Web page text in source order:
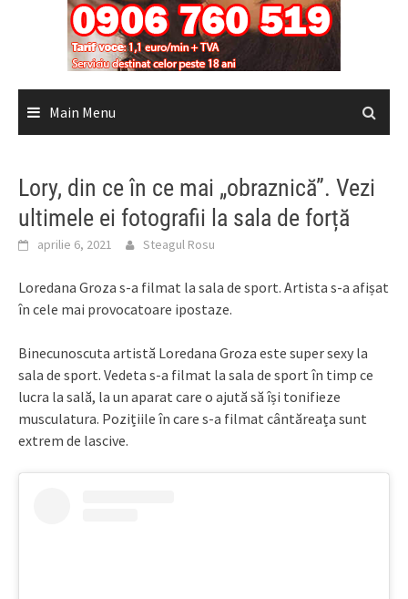
Main Menu
Lory, din ce în ce mai „obraznică”. Vezi
ultimele ei fotografii la sala de forță
aprilie 6, 2021 Steagul Rosu
Loredana Groza s-a filmat la sala de sport. Artista s-a afișat
în cele mai provocatoare ipostaze.
Binecunoscuta artistă Loredana Groza este super sexy la
sala de sport. Vedeta s-a filmat la sala de sport în timp ce
lucra la sală, la un aparat care o ajută să își tonifieze
musculatura. Pozițiile în care s-a filmat cântăreața sunt
extrem de lascive.